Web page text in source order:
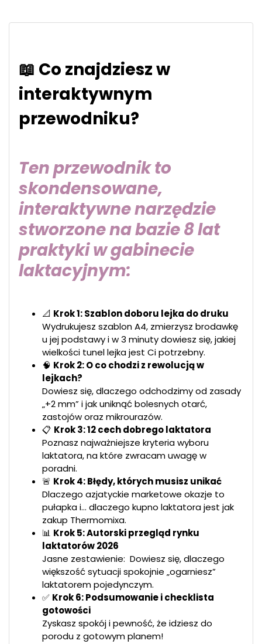
📖 Co znajdziesz w
interaktywnym
przewodniku?
Ten przewodnik to
skondensowane,
interaktywne narzędzie
stworzone na bazie 8 lat
praktyki w gabinecie
laktacyjnym:
📐 Krok 1: Szablon doboru lejka do druku
Wydrukujesz szablon A4, zmierzysz brodawkę
u jej podstawy i w 3 minuty dowiesz się, jakiej
wielkości tunel lejka jest Ci potrzebny.
🧠 Krok 2: O co chodzi z rewolucją w
lejkach?
Dowiesz się, dlaczego odchodzimy od zasady
„+2 mm” i jak uniknąć bolesnych otarć,
zastojów oraz mikrourazów.
📋 Krok 3: 12 cech dobrego laktatora
Poznasz najważniejsze kryteria wyboru
laktatora, na które zwracam uwagę w
poradni.
🚨 Krok 4: Błędy, których musisz unikać
Dlaczego azjatyckie marketowe okazje to
pułapka i... dlaczego kupno laktatora jest jak
zakup Thermomixa.
📊 Krok 5: Autorski przegląd rynku
laktatorów 2026
Jasne zestawienie: Dowiesz się, dlaczego
większość sytuacji spokojnie „ogarniesz”
laktatorem pojedynczym.
✅ Krok 6: Podsumowanie i checklista
gotowości
Zyskasz spokój i pewność, że idziesz do
porodu z gotowym planem!